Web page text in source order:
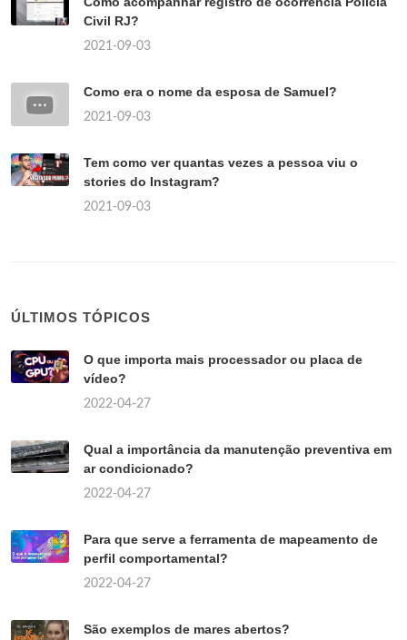
Civil RJ?
2021-09-03
Como era o nome da esposa de Samuel?
2021-09-03
Tem como ver quantas vezes a pessoa viu o
stories do Instagram?
2021-09-03
ÚLTIMOS TÓPICOS
O que importa mais processador ou placa de
vídeo?
2022-04-27
Qual a importância da manutenção preventiva em
ar condicionado?
2022-04-27
Para que serve a ferramenta de mapeamento de
perfil comportamental?
2022-04-27
São exemplos de mares abertos?